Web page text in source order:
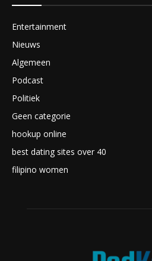
Entertainment
Nieuws
Algemeen
Podcast
Politiek
Geen categorie
hookup online
best dating sites over 40
filipino women